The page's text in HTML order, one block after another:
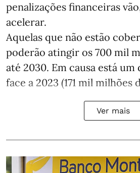
penalizações financeiras
acelerar.
Aquelas que não estão
poderão atingir os 700 mil
até 2030. Em causa está
face a 2023 (171 mil milhões
Ver mais